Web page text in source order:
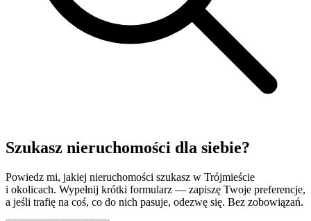
Szukasz nieruchomości dla siebie?
Powiedz mi, jakiej nieruchomości szukasz w Trójmieście
i okolicach. Wypełnij krótki formularz — zapiszę Twoje preferencje,
a jeśli trafię na coś, co do nich pasuje, odezwę się. Bez zobowiązań.